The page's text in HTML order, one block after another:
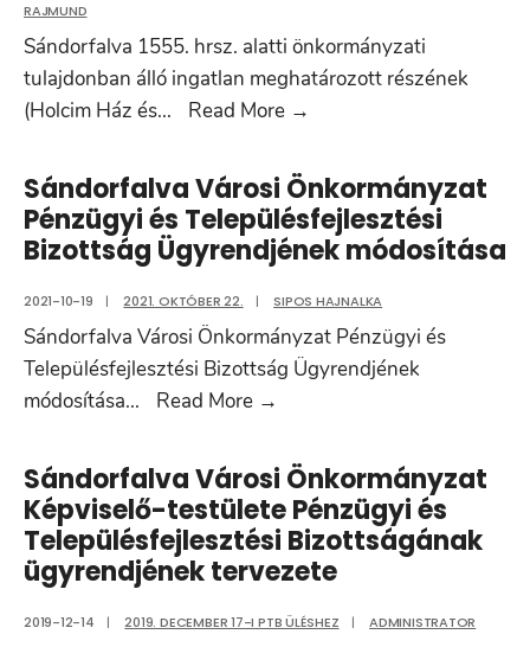
RAJMUND
Sándorfalva 1555. hrsz. alatti önkormányzati
tulajdonban álló ingatlan meghatározott részének
(Holcim Ház és... Read More →
Sándorfalva Városi Önkormányzat
Pénzügyi és Településfejlesztési
Bizottság Ügyrendjének módosítása
2021-10-19 | 2021. OKTÓBER 22. | SIPOS HAJNALKA
Sándorfalva Városi Önkormányzat Pénzügyi és
Településfejlesztési Bizottság Ügyrendjének
módosítása... Read More →
Önkormányzat
Pénzügyi
és
Településfejlesztési
Ügyrendjének
Sándorfalva Városi Önkormányzat
Képviselő-testülete Pénzügyi és
Településfejlesztési Bizottságának
ügyrendjének tervezete
2019-12-14 | 2019. DECEMBER 17-I PTB ÜLÉSHEZ | ADMINISTRATOR